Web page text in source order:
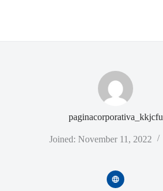
paginacorporativa_kkjcfu
Joined: November 11, 2022